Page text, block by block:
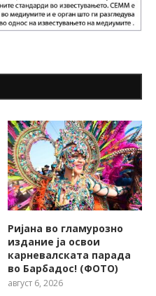
Ријана во гламурозно
издание ја освои
карневалската парада
во Барбадос! (ФОТО)
август 6, 2026